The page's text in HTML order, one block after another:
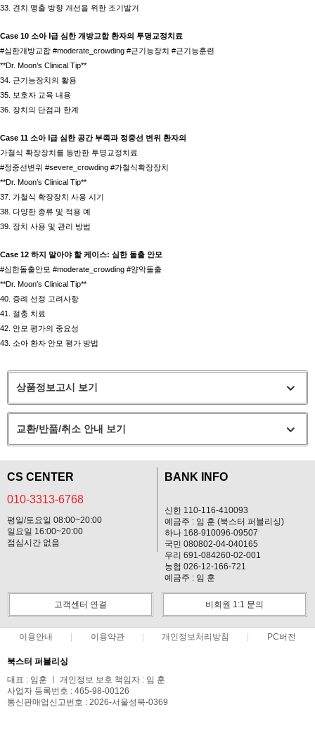
33. 견치 맹출 방향 개선을 위한 조기발거
Case 10 소아 Ⅰ급 심한 개방교합 환자의 투명교정치료
#심한개방교합 #moderate_crowding #근기능장치 #근기능훈련
**Dr. Moon’s Clinical Tip**
34. 근기능장치의 활용
35. 보호자 교육 내용
36. 장치의 단점과 한계
Case 11 소아 Ⅰ급 심한 공간 부족과 정중선 변위 환자의
가철식 확장장치를 동반한 투명교정치료
#정중선변위 #severe_crowding #가철식확장장치
**Dr. Moon’s Clinical Tip**
37. 가철식 확장장치 사용 시기
38. 다양한 종류 및 적용 예
39. 장치 사용 및 관리 방법
Case 12 하지 말아야 할 케이스: 심한 돌출 안모
#심한돌출안모 #moderate_crowding #양악돌출
**Dr. Moon’s Clinical Tip**
40. 증례 선정 고려사항
41. 절충 치료
42. 안모 평가의 중요성
43. 소아 환자 안모 평가 방법
상품정보고시 보기
교환/반품/취소 안내 보기
CS CENTER
010-3313-6768
평일/토요일 08:00~20:00
일요일 16:00~20:00
점심시간 없음
BANK INFO
신한 110-116-410093
예금주 : 임 훈 (북스터 퍼블리싱)
하나 168-910096-09507
국민 080802-04-040165
우리 691-084260-02-001
농협 026-12-166-721
예금주 : 임 훈
고객센터 연결 비회원 1:1 문의
이용안내 이용약관 개인정보처리방침 PC버전
북스터 퍼블리싱
대표 : 임훈 ㅣ 개인정보 보호 책임자 : 임 훈
사업자 등록번호 : 465-98-00126
통신판매업신고번호 : 2026-서울성북-0369